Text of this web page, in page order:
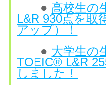
● 高校生の
L&R 930点を取
アップ）！
● 大学生の
TOEIC® L&R
しました！